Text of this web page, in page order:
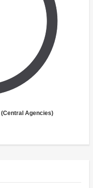
(Central Agencies)